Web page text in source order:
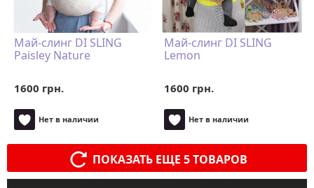
Май-слинг DI SLING
Paisley Nature
1600 грн.
Нет в наличии
Май-слинг DI SLING
Lemon
1600 грн.
Нет в наличии
ПОКАЗАТЬ ЕЩЕ 5 ТОВАРОВ